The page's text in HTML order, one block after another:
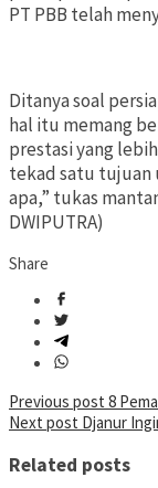
PT PBB telah
Ditanya soal
hal itu memang
prestasi yang
tekad satu tujuan
apa,” tukas
DWIPUTRA)
Share
Post
navigation
Previous post 8
Next post Djanur
Related posts